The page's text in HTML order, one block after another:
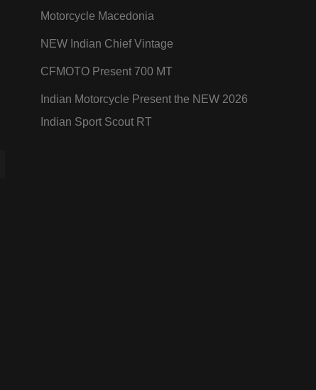
Motorcycle Macedonia
NEW Indian Chief Vintage
CFMOTO Present 700 MT
Indian Motorcycle Present the NEW 2026
Indian Sport Scout RT